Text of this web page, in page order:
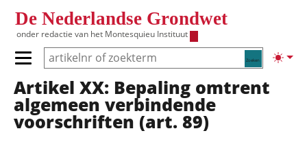
De Nederlandse Grondwet
onder redactie van het Montesquieu Instituut
Zoeken
Primair menu tonen/verbergen
Hoofdnavigatie
Artikel XX: Bepaling omtrent
algemeen verbindende
voorschriften (art. 89)